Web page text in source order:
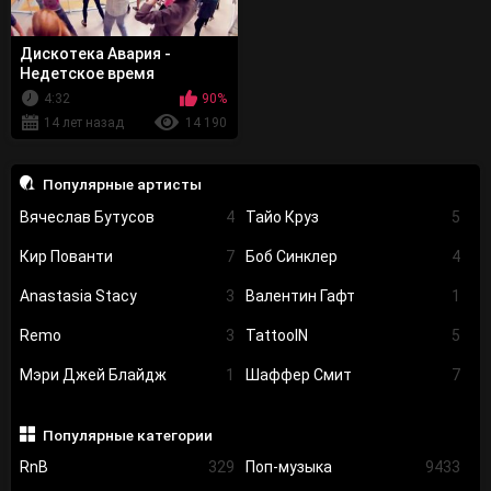
Популярные артисты
Вячеслав Бутусов
4 Тайо Круз 5
Кир Пованти 7 Боб Синклер 4
Anastasia Stacy 3 Валентин Гафт 1
Remo 3 TattooIN 5
Мэри Джей Блайдж 1 Шаффер Смит 7
Популярные категории
RnB
329 Поп-музыка 9433
Дискотека Авария -
Недетское время
4:32
90%
14 лет назад
14 190